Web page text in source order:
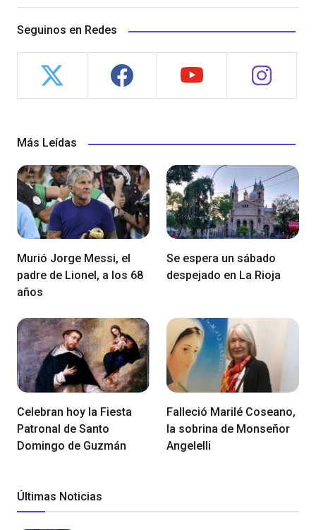
Seguinos en Redes
Más Leídas
Murió Jorge Messi, el
padre de Lionel, a los 68
años
Se espera un sábado
despejado en La Rioja
Celebran hoy la Fiesta
Patronal de Santo
Domingo de Guzmán
Falleció Marilé Coseano,
la sobrina de Monseñor
Angelelli
Últimas Noticias